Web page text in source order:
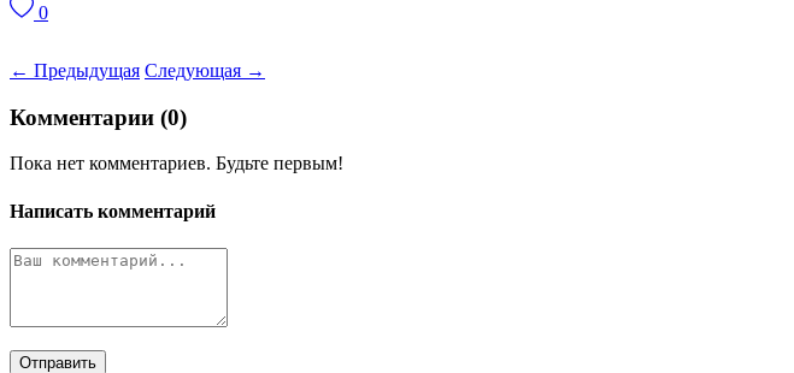
0
← Предыдущая Следующая →
Комментарии (0)
Пока нет комментариев. Будьте первым!
Написать комментарий
Отправить